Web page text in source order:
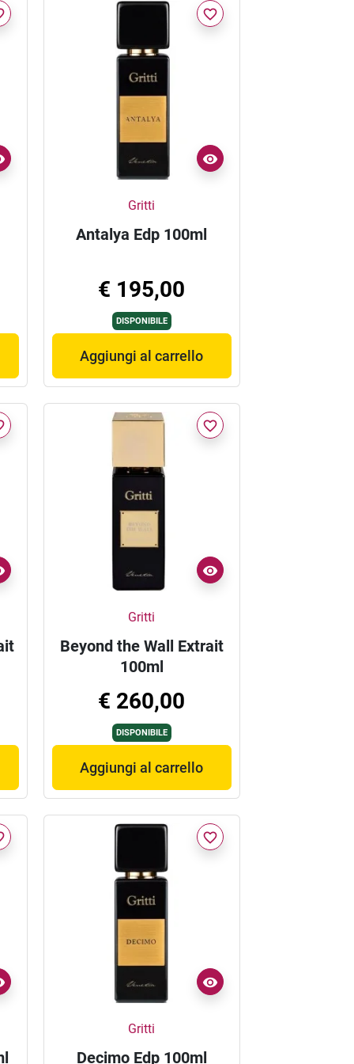
favorite_border
Gritti
Antalya Edp 100ml
€ 195,00
DISPONIBILE
Aggiungi al carrello
favorite_border
Gritti
Beyond the Wall Extrait
100ml
€ 260,00
DISPONIBILE
Aggiungi al carrello
favorite_border
Gritti
Decimo Edp 100ml